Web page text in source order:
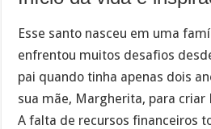
Esse santo nasceu em uma
enfrentou muitos desafios
pai quando tinha apenas dois
sua mãe, Margherita, para criar
A falta de recursos financeiros